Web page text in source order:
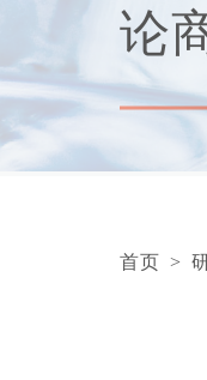
论
首页 >